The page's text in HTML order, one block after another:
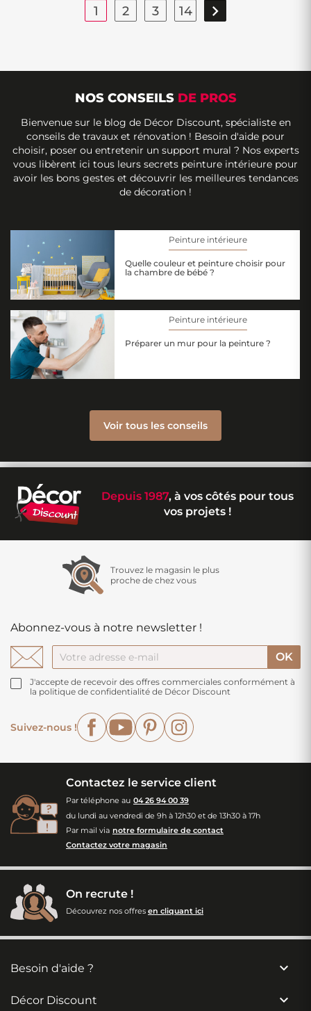
1 2 3 14 
NOS CONSEILS DE PROS
Bienvenue sur le blog de Décor Discount, spécialiste en
conseils de travaux et rénovation ! Besoin d'aide pour
choisir, poser ou entretenir un support mural ? Nos experts
vous libèrent ici tous leurs secrets peinture intérieure pour
avoir les bons gestes et découvrir les meilleures tendances
de décoration !
Peinture intérieure
Quelle couleur et peinture choisir pour
la chambre de bébé ?
Peinture intérieure
Préparer un mur pour la peinture ?
Voir tous les conseils
Depuis 1987, à vos côtés pour tous
vos projets !
Trouvez le magasin le plus
proche de chez vous
Abonnez-vous à notre newsletter !
J'accepte de recevoir des offres commerciales conformément à
la politique de confidentialité de Décor Discount
Suivez-nous !
FacebookYouTubePinterest
Contactez le service client
Par téléphone au 04 26 94 00 39
du lundi au vendredi de 9h à 12h30 et de 13h30 à 17h
Par mail via notre formulaire de contact
Contactez votre magasin
On recrute !
Découvrez nos offres en cliquant ici
Besoin d'aide ? 
Décor Discount 